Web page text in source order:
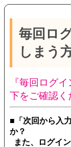
毎回ロ
しまう
『毎回ログ
下をご確認く
■「次回から入
か？
また、ログイ